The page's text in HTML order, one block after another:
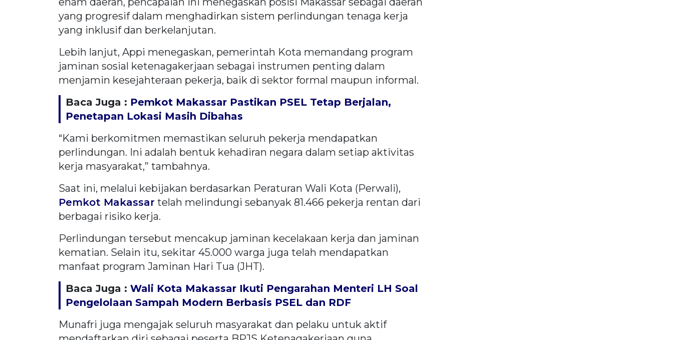
yang progresif dalam menghadirkan sistem perlindungan tenaga kerja
yang inklusif dan berkelanjutan.
Lebih lanjut, Appi menegaskan, pemerintah Kota memandang program
jaminan sosial ketenagakerjaan sebagai instrumen penting dalam
menjamin kesejahteraan pekerja, baik di sektor formal maupun informal.
Baca Juga : Pemkot Makassar Pastikan PSEL Tetap Berjalan,
Penetapan Lokasi Masih Dibahas
“Kami berkomitmen memastikan seluruh pekerja mendapatkan
perlindungan. Ini adalah bentuk kehadiran negara dalam setiap aktivitas
kerja masyarakat,” tambahnya.
Saat ini, melalui kebijakan berdasarkan Peraturan Wali Kota (Perwali),
Pemkot Makassar telah melindungi sebanyak 81.466 pekerja rentan dari
berbagai risiko kerja.
Perlindungan tersebut mencakup jaminan kecelakaan kerja dan jaminan
kematian. Selain itu, sekitar 45.000 warga juga telah mendapatkan
manfaat program Jaminan Hari Tua (JHT).
Baca Juga : Wali Kota Makassar Ikuti Pengarahan Menteri LH Soal
Pengelolaan Sampah Modern Berbasis PSEL dan RDF
Munafri juga mengajak seluruh masyarakat dan pelaku untuk aktif